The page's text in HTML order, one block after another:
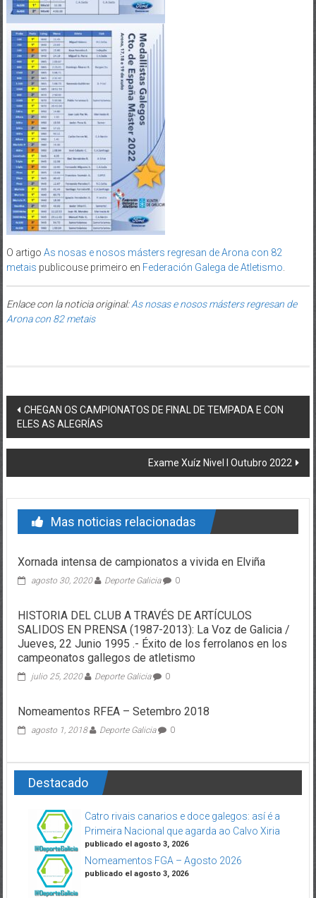
O artigo As nosas e nosos másters regresan de Arona con 82
metais publicouse primeiro en Federación Galega de Atletismo.
Enlace con la noticia original:As nosas e nosos másters regresan de
Arona con 82 metais
Post navigation
CHEGAN OS CAMPIONATOS DE FINAL DE TEMPADA E CON
ELES AS ALEGRÍAS
Exame Xuíz Nivel I Outubro 2022
Mas noticias relacionadas
Xornada intensa de campionatos a vivida en Elviña
agosto 30, 2020 Deporte Galicia 0
HISTORIA DEL CLUB A TRAVÉS DE ARTÍCULOS
SALIDOS EN PRENSA (1987-2013): La Voz de Galicia /
Jueves, 22 Junio 1995 .- Éxito de los ferrolanos en los
campeonatos gallegos de atletismo
julio 25, 2020 Deporte Galicia 0
Nomeamentos RFEA – Setembro 2018
agosto 1, 2018 Deporte Galicia 0
Destacado
Catro rivais canarios e doce galegos: así é a
Primeira Nacional que agarda ao Calvo Xiria
publicado el agosto 3, 2026
Nomeamentos FGA – Agosto 2026
publicado el agosto 3, 2026